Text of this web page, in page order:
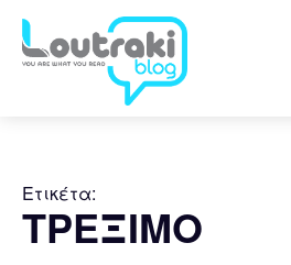
Ετικέτα:
ΤΡΕΞΙΜΟ